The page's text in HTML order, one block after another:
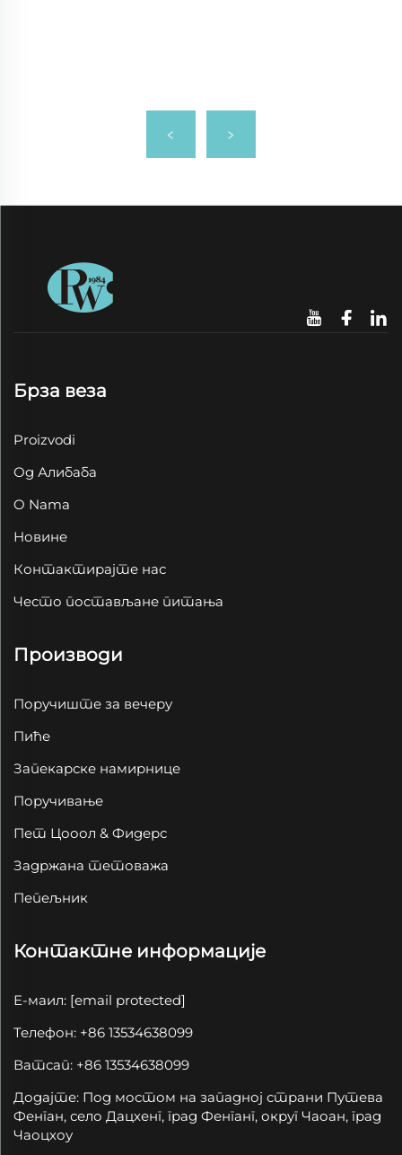
Брза веза
Proizvodi
Од Алибаба
O Nama
Новине
Контактирајте нас
Често постављане питања
Производи
Поручиште за вечеру
Пиће
Запекарске намирнице
Поручивање
Пет Цооол & Фидерс
Задржана тетоважа
Пепељник
Контактне информације
Е-маил: [email protected]
Телефон: +86 13534638099
Ватсап: +86 13534638099
Додајте: Под мостом на западној страни Путева
Фенган, село Дацхенг, град Фенганг, округ Чаоан, град
Чаоцхоу